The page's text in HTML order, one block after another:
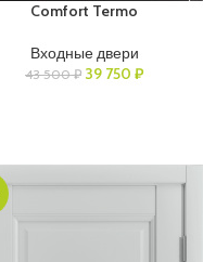
Comfort Termo
Входные двери
43 500₽ 39 750 ₽